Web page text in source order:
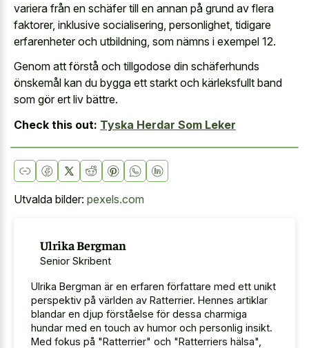
variera från en schäfer till en annan på grund av flera
faktorer, inklusive socialisering, personlighet, tidigare
erfarenheter och utbildning, som nämns i exempel 12.
Genom att förstå och tillgodose din schäferhunds
önskemål kan du bygga ett starkt och kärleksfullt band
som gör ert liv bättre.
Check this out: Tyska Herdar Som Leker
Utvalda bilder: pexels.com
Ulrika Bergman
Senior Skribent
Ulrika Bergman är en erfaren författare med ett unikt
perspektiv på världen av Ratterrier. Hennes artiklar
blandar en djup förståelse för dessa charmiga
hundar med en touch av humor och personlig insikt.
Med fokus på "Ratterrier" och "Ratterriers hälsa",